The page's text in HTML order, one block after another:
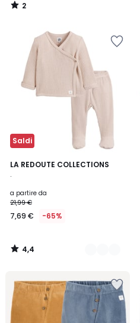
2
/
Saldi
LA REDOUTE COLLECTIONS
.
a partire da
21,99 €
7,69 € -65%
4,4
2
Colori
4,4
/